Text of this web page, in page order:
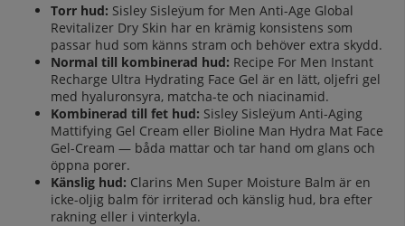
Torr hud: Sisley Sisleÿum for Men Anti-Age Global
Revitalizer Dry Skin har en krämig konsistens som
passar hud som känns stram och behöver extra skydd.
Normal till kombinerad hud: Recipe For Men Instant
Recharge Ultra Hydrating Face Gel är en lätt, oljefri gel
med hyaluronsyra, matcha-te och niacinamid.
Kombinerad till fet hud: Sisley Sisleÿum Anti-Aging
Mattifying Gel Cream eller Bioline Man Hydra Mat Face
Gel-Cream — båda mattar och tar hand om glans och
öppna porer.
Känslig hud: Clarins Men Super Moisture Balm är en
icke-oljig balm för irriterad och känslig hud, bra efter
rakning eller i vinterkyla.